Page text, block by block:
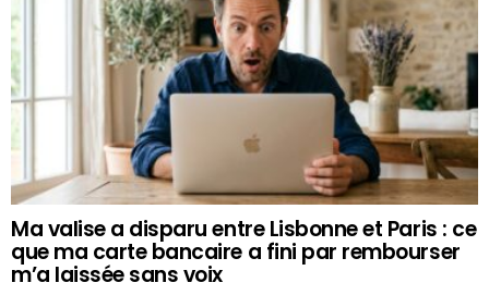
Ma valise a disparu entre Lisbonne et Paris : ce
que ma carte bancaire a fini par rembourser
m’a laissée sans voix